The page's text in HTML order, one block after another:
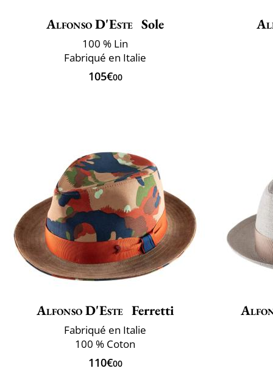
Alfonso D'Este Sole
100 % Lin
Fabriqué en Italie
105€00
Alfonso D'Este Ferretti
Fabriqué en Italie
100 % Coton
110€00